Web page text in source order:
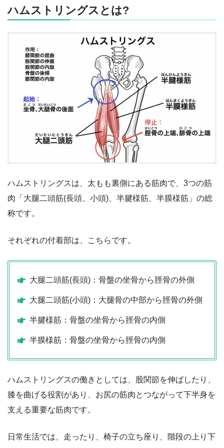
ハムストリングスとは?
ハムストリングスは、太もも裏側にある筋肉で、3つの筋
肉「大腿二頭筋(長頭、小頭)、半腱様筋、半膜様筋」の総
称です。
それぞれの付着部は、こちらです。
大腿二頭筋(長頭)：骨盤の坐骨から脛骨の外側
大腿二頭筋(小頭)：大腿骨の中部から脛骨の外側
半腱様筋：骨盤の坐骨から脛骨の内側
半膜様筋：骨盤の坐骨から脛骨の内側
ハムストリングスの働きとしては、股関節を伸ばしたり、
膝を曲げる役割があり、お尻の筋肉とつながって下半身を
支える重要な筋肉です。
日常生活では、走ったり、椅子の立ち座り、階段の上り下